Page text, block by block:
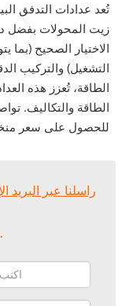
تُعد عدادات التدفق
زيت المحولات بفضل
الاختيار الصحيح
التشغيل) والتركيب
الطاقة، تُعزز هذه
الطاقة والتكاليف.
للحصول على سعر
راسلنا عبر البريد